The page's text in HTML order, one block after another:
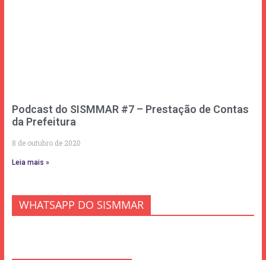
Podcast do SISMMAR #7 – Prestação de Contas
da Prefeitura
8 de outubro de 2020
Leia mais »
WHATSAPP DO SISMMAR